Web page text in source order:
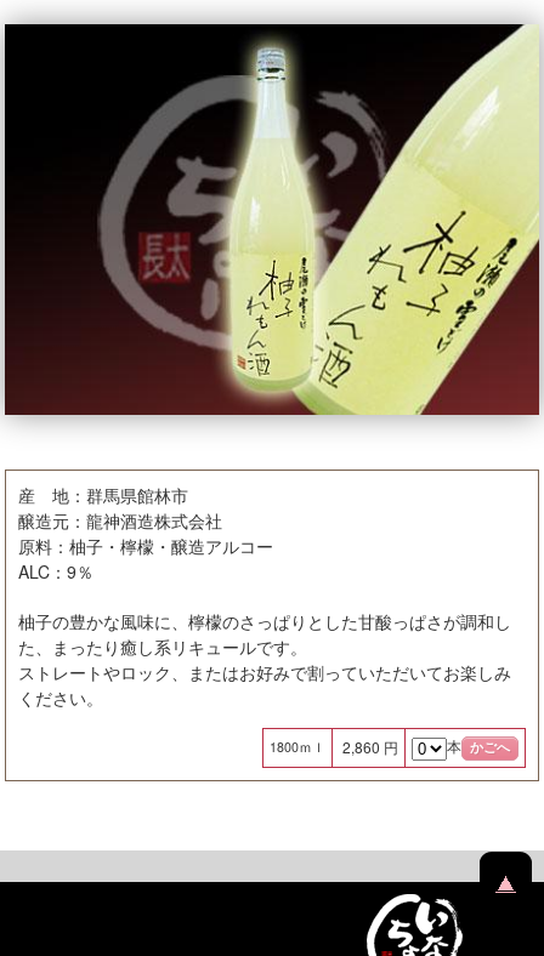
産 地：群馬県館林市
醸造元：龍神酒造株式会社
原料：柚子・檸檬・醸造アルコー
ALC：9％
柚子の豊かな風味に、檸檬のさっぱりとした甘酸っぱさが調和し
た、まったり癒し系リキュールです。
ストレートやロック、またはお好みで割っていただいてお楽しみ
ください。
1800ｍｌ 2,860 円 本